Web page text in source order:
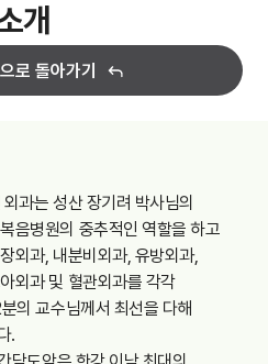
원수속
진료
간호
정간호란
방법
개
로 돌아가기
과는 성산 장기려 박사님의
음병원의 중추적인 역할을 하고
외과, 내분비외과, 유방외과,
외과 및 혈관외과를 각각
의 교수님께서 최선을 다해
.